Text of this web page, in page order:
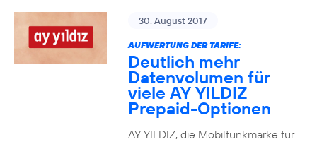
30. August 2017
AUFWERTUNG DER TARIFE:
Deutlich mehr
Datenvolumen für
viele AY YILDIZ
Prepaid-Optionen
AY YILDIZ, die Mobilfunkmarke für